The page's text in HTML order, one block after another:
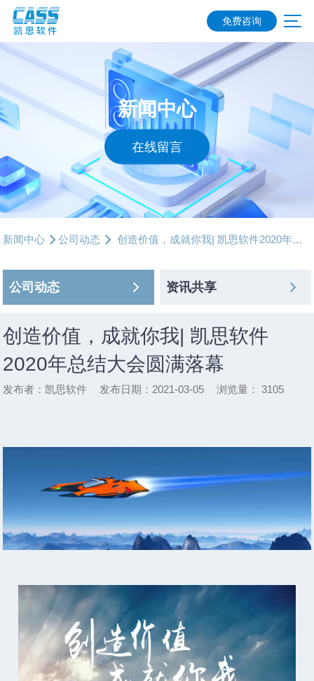
免费咨询
新闻中心
在线留言
新闻中心 公司动态 创造价值，成就你我| 凯思软件2020年总结大会圆满落幕
公司动态 资讯共享
创造价值，成就你我| 凯思软件
2020年总结大会圆满落幕
发布者：凯思软件 发布日期：2021-03-05 浏览量： 3105